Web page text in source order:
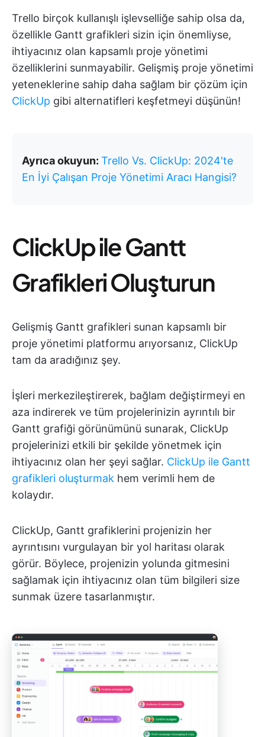
Trello birçok kullanışlı işlevselliğe sahip olsa da,
özellikle Gantt grafikleri sizin için önemliyse,
ihtiyacınız olan kapsamlı proje yönetimi
özelliklerini sunmayabilir. Gelişmiş proje yönetimi
yeteneklerine sahip daha sağlam bir çözüm için
ClickUp gibi alternatifleri keşfetmeyi düşünün!
Ayrıca okuyun: Trello Vs. ClickUp: 2024'te
En İyi Çalışan Proje Yönetimi Aracı Hangisi?
ClickUp ile Gantt
Grafikleri Oluşturun
Gelişmiş Gantt grafikleri sunan kapsamlı bir
proje yönetimi platformu arıyorsanız, ClickUp
tam da aradığınız şey.
İşleri merkezileştirerek, bağlam değiştirmeyi en
aza indirerek ve tüm projelerinizin ayrıntılı bir
Gantt grafiği görünümünü sunarak, ClickUp
projelerinizi etkili bir şekilde yönetmek için
ihtiyacınız olan her şeyi sağlar. ClickUp ile Gantt
grafikleri oluşturmak hem verimli hem de
kolaydır.
ClickUp, Gantt grafiklerini projenizin her
ayrıntısını vurgulayan bir yol haritası olarak
görür. Böylece, projenizin yolunda gitmesini
sağlamak için ihtiyacınız olan tüm bilgileri size
sunmak üzere tasarlanmıştır.